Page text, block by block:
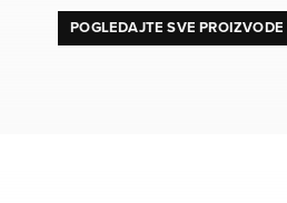
POGLEDAJTE SVE